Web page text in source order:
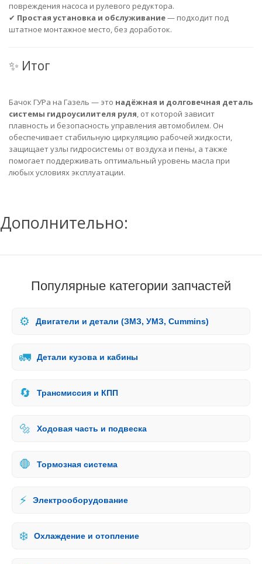
повреждения насоса и рулевого редуктора.
✔ Простая установка и обслуживание— подходит под
штатное монтажное место, без доработок.
✨ Итог
Бачок ГУРа на Газель — это надёжная и долговечная деталь
системы гидроусилителя руля, от которой зависит
плавность и безопасность управления автомобилем. Он
обеспечивает стабильную циркуляцию рабочей жидкости,
защищает узлы гидросистемы от воздуха и пены, а также
помогает поддерживать оптимальный уровень масла при
любых условиях эксплуатации.
Дополнительно:
Популярные категории запчастей
⚙️ Двигатели и детали (ЗМЗ, УМЗ, Cummins)
🚛 Детали кузова и кабины
🔄 Трансмиссия и КПП
🔩 Ходовая часть и подвеска
🛑 Тормозная система
⚡ Электрооборудование
❄️ Охлаждение и отопление